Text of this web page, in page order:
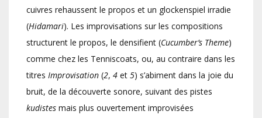
cuivres rehaussent le propos et un glockenspiel irradie
(Hidamari). Les improvisations sur les compositions
structurent le propos, le densifient (Cucumber’s Theme)
comme chez les Tenniscoats, ou, au contraire dans les
titres Improvisation (2, 4 et 5) s’abiment dans la joie du
bruit, de la découverte sonore, suivant des pistes
kudistes mais plus ouvertement improvisées